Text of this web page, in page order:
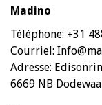
Madino
Téléphone: +31
Courriel:
Adresse:
6669 NB